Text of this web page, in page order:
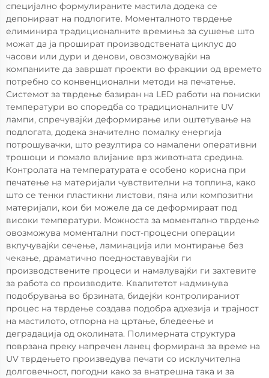
специјално формулираните мастила додека се
депонираат на подлогите. Моменталното тврдење
елиминира традиционалните времиња за сушење што
можат да ја прошират производствената циклус до
часови или дури и денови, овозможувајќи на
компаниите да завршат проекти во фракции од времето
потребно со конвенционални методи на печатење.
Системот за тврдење базиран на LED работи на пониски
температури во споредба со традиционалните UV
лампи, спречувајќи деформирање или оштетување на
подлогата, додека значително помалку енергија
потрошувачки, што резултира со намалени оперативни
трошоци и помало влијание врз животната средина.
Контролата на температурата е особено корисна при
печатење на материјали чувствителни на топлина, како
што се тенки пластикни листови, пяна или композитни
материјали, кои би можеле да се деформираат под
високи температури. Можноста за моментално тврдење
овозможува моментални пост-процесни операции
вклучувајќи сечење, ламинација или монтирање без
чекање, драматично поедноставувајќи ги
производствените процеси и намалувајќи ги захтевите
за работа со производите. Квалитетот надминува
подобрувања во брзината, бидејќи контролираниот
процес на тврдење создава подобра адхезија и трајност
на мастилото, отпорна на цртање, бледеење и
деградација од околината. Полимерната структура
поврзана преку напречен ланец формирана за време на
UV тврдењето произведува печати со исклучителна
долговечност, погодни како за внатрешна така и за